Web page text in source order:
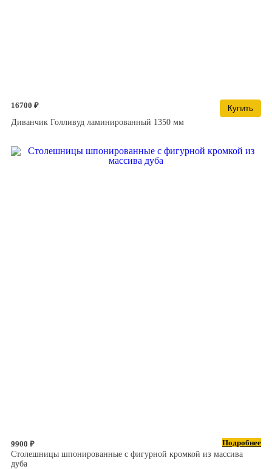
16700 ₽
Купить
Диванчик Голливуд ламинированный 1350 мм
9900 ₽
Подробнее
Столешницы шпонированные с фигурной кромкой из массива
дуба